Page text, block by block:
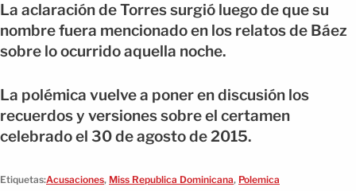
La aclaración de Torres surgió luego de que su
nombre fuera mencionado en los relatos de Báez
sobre lo ocurrido aquella noche.
La polémica vuelve a poner en discusión los
recuerdos y versiones sobre el certamen
celebrado el 30 de agosto de 2015.
Etiquetas:Acusaciones, Miss Republica Dominicana, Polemica